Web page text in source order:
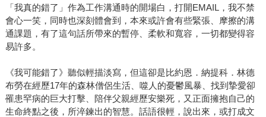
「我真的錯了」作為工作溝通時的開場白，打開EMAIL，我不禁
會心一笑，同時也深刻體會到，本來或許會有些緊張、摩擦的溝
通課題，有了這句話所帶來的暫停、柔軟和寬容，一切都變得容
易許多。
《我可能錯了》聽似輕描淡寫，但這卻是比約恩．納提科．林德
布勞在經歷17年的森林僧侶生活、噬人的憂鬱風暴、找到摯愛卻
罹患罕病的巨大打擊、陪伴父親經歷安樂死，又正面擁抱自己的
生命終點之後，所淬鍊出的智慧。話語很輕，說出來，或打成文